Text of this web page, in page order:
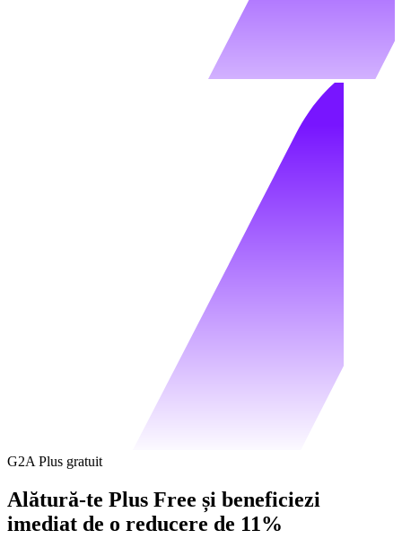
G2A Plus gratuit
Alătură-te Plus Free și beneficiezi
imediat de o reducere de 11%